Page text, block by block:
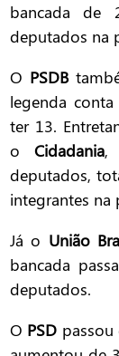
bancada de
deputados na
O PSDB
legenda
ter 13.
o Cidadania,
deputados,
integrantes na
Já o União
bancada
deputados.
O PSD